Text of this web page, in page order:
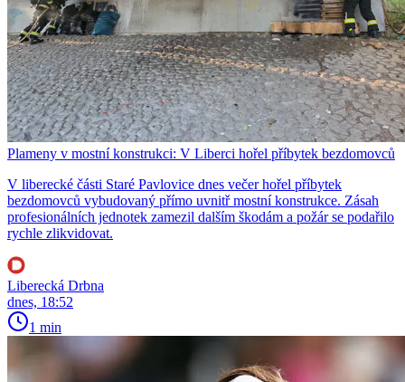
Plameny v mostní konstrukci: V Liberci hořel příbytek bezdomovců
V liberecké části Staré Pavlovice dnes večer hořel příbytek
bezdomovců vybudovaný přímo uvnitř mostní konstrukce. Zásah
profesionálních jednotek zamezil dalším škodám a požár se podařilo
rychle zlikvidovat.
Liberecká Drbna
dnes, 18:52
1 min